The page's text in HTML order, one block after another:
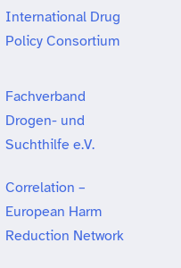
International Drug
Policy Consortium
Fachverband
Drogen- und
Suchthilfe e.V.
Correlation –
European Harm
Reduction Network